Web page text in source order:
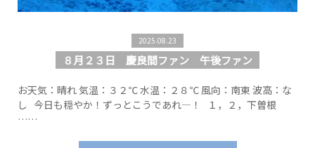
2025.08.23
８月２３日 慶良間ファン 午後ファン
お天気：晴れ 気温：３２℃ 水温：２８℃ 風向：南東 波高：な
し 今日も穏やか！ずっとこうであれ―！ １，２，下曽根
……